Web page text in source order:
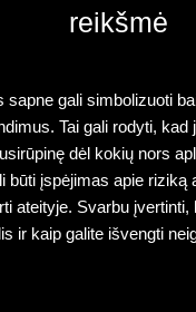
reikšmė
sapne gali simbolizuoti
Tai gali rodyti, kad
dėl kokių nors
būti įspėjimas apie riziką
ateityje. Svarbu
ir kaip galite išvengti